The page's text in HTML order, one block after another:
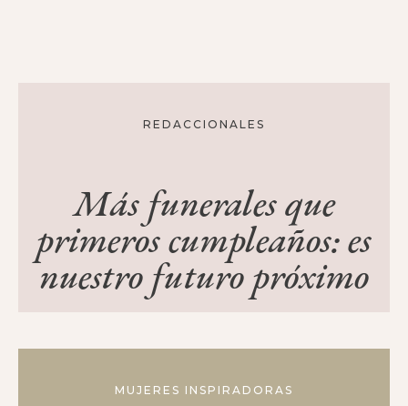
REDACCIONALES
Más funerales que
primeros cumpleaños: es
nuestro futuro próximo
MUJERES INSPIRADORAS